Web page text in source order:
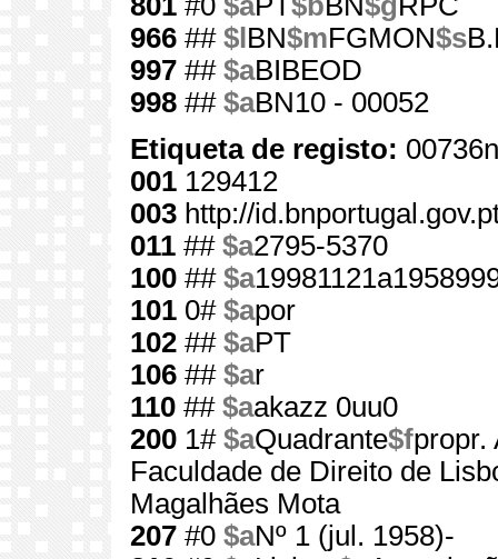
966 ## $l BN$mFGMON$s
997 ## $aBIBEOD
998 ## $aBN10 - 00052
Etiqueta de registo:
001 129412
003 http://
011 ## $a2795-5370
100 ## $a
101 0# $apor
102 ## $aPT
106 ## $ar
110 ## $aakazz 0uu0
200 1# $aQuadrante$fpropr.
Faculdade de Direito de
Magalhães Mota
207 #0 $aNº 1 (jul. 1958)-